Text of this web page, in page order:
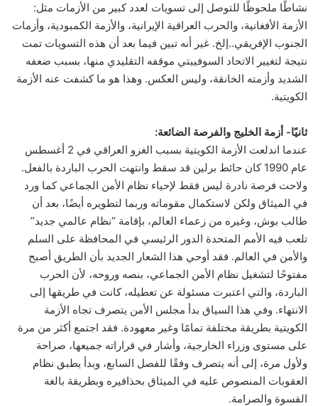
نشاطًا ملحوظًا للتوصل إلى تسويات لعدد كبير من الأزمات مثل:
الأزمة الأفغانية، والحرب العراقية الإيرانية، والأزمة الكمبودية، وأزمات
الجنوب الإفريقي..إلخ. غير أنه تبين فيما بعد أن هذه التسويات تمت
نتيجة لتغيير الاتحاد السوفييتي موقفه التقليدي منها، بسبب ضعفه
الشديد وأزمته الخانقة، وليس العكس. وهذا هو ما كشفت عنه الأزمة
الكويتية.
ثانيًا- أزمة الخليج والفرصة الضائعة:
عندما اندلعت الأزمة الكويتية بسبب الغزو العراقي في 2 أغسطس
عام 1990 كان حائط برلين قد سقط وانتهت الحرب الباردة بالفعل.
ولاحت فرصة نادرة ليس فقط لإحياء نظام الأمن الجماعي كما ورد
في الميثاق ولكن لاستكمال مقوماته وربما لتطويره أيضًا، بعد أن
طالب بوش، وغيره من زعماء العالم، بإقامة “نظام عالمي جديد”
تلعب فيه الأمم المتحدة الدور الرئيسي في المحافظة على السلم
والأمن في العالم. فقد أوحي هذا الشعار الجديد بأن الطريق أصبح
مفتوحًا لتشغيل نظام الأمن الجماعي، بنصه وروحه، لأن الحرب
الباردة، والتي اعتبرت مسئولة عن تعطيله، كانت في طريقها إلى
الانتهاء. وفي هذا السياق بدأ مجلس الأمن يتصرف تجاه الأزمة
الكويتية بطريقة مختلفة تمامًا وغير معهودة. فقد اجتمع أكثر من مرة
على مستوى وزراء الخارجية، وأشار في قراراته جميعها، صراحة
ولأول مرة، إلى أنه يتصرف وفقًا للفصل السابع، وبدأ يطبق نظام
العقوبات المنصوص عليه في الميثاق بحذافيره وبطريقة بالغة
القسوة والصرامة.